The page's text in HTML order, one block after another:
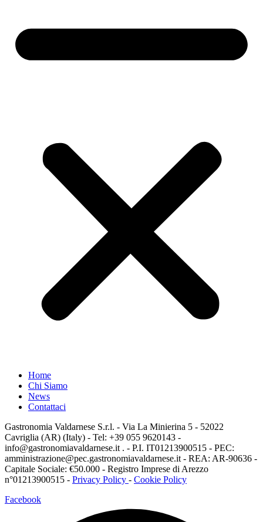
Home
Chi Siamo
News
Contattaci
Gastronomia Valdarnese S.r.l. - Via La Minierina 5 - 52022
Cavriglia (AR) (Italy) - Tel: +39 055 9620143 -
info@gastronomiavaldarnese.it . - P.I. IT01213900515 - PEC:
amministrazione@pec.gastronomiavaldarnese.it - REA: AR-90636 -
Capitale Sociale: €50.000 - Registro Imprese di Arezzo
n°01213900515 - Privacy Policy - Cookie Policy
Facebook